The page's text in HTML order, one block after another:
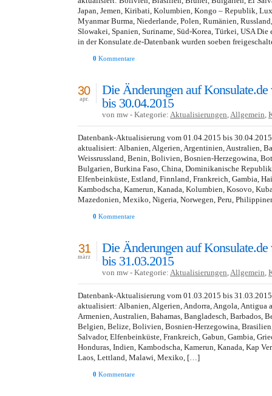
Japan, Jemen, Kiribati, Kolumbien, Kongo – Republik,
Myanmar Burma, Niederlande, Polen, Rumänien,
Slowakei, Spanien, Suriname, Süd-Korea, Türkei, USA Die
in der Konsulate.de-Datenbank wurden soeben
0 Kommentare
Die Änderungen auf
bis 30.04.2015
30
apr.
von mw - Kategorie: Aktualisierungen,Allgemein,
Datenbank-Aktualisierung vom 01.04.2015 bis
aktualisiert: Albanien, Algerien, Argentinien, Australien,
Weissrussland, Benin, Bolivien, Bosnien-Herzegowina,
Bulgarien, Burkina Faso, China, Dominikanische
Elfenbeinküste, Estland, Finnland, Frankreich, Gambia,
Kambodscha, Kamerun, Kanada, Kolumbien, Kosovo,
Mazedonien, Mexiko, Nigeria, Norwegen, Peru,
0 Kommentare
Die Änderungen auf
bis 31.03.2015
31
märz
von mw - Kategorie: Aktualisierungen,Allgemein,
Datenbank-Aktualisierung vom 01.03.2015 bis
aktualisiert: Albanien, Algerien, Andorra, Angola, Antigua
Armenien, Australien, Bahamas, Bangladesch, Barbados,
Belgien, Belize, Bolivien, Bosnien-Herzegowina,
Salvador, Elfenbeinküste, Frankreich, Gabun, Gambia,
Honduras, Indien, Kambodscha, Kamerun, Kanada, Kap
Laos, Lettland, Malawi, Mexiko, […]
0 Kommentare